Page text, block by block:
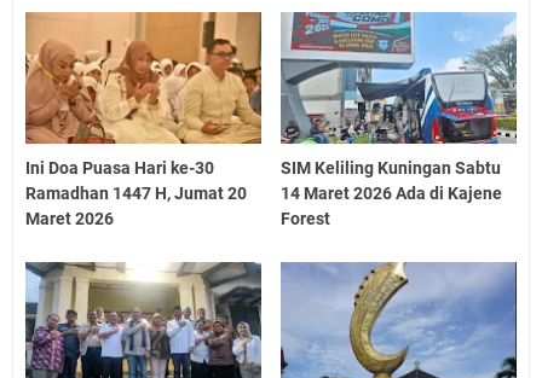
Ini Doa Puasa Hari ke-30
Ramadhan 1447 H, Jumat 20
Maret 2026
SIM Keliling Kuningan Sabtu
14 Maret 2026 Ada di Kajene
Forest